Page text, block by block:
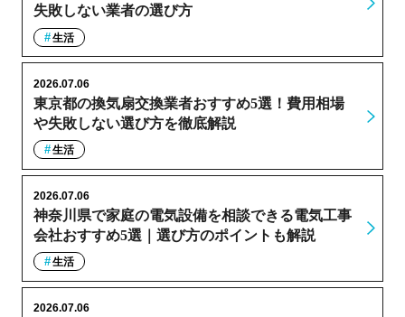
失敗しない業者の選び方
生活
東京都の換気扇交換業者おすすめ5選！費用相場
や失敗しない選び方を徹底解説
2026.07.06
生活
神奈川県で家庭の電気設備を相談できる電気工事
会社おすすめ5選｜選び方のポイントも解説
2026.07.06
生活
2026.07.06